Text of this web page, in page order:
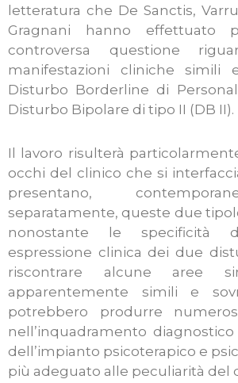
letteratura che De Sanctis,
Gragnani hanno effettuato
controversa questione
manifestazioni cliniche simili
Disturbo Borderline di
Disturbo Bipolare di tipo II (DB II).
Il lavoro risulterà
occhi del clinico che si
presentano,
separatamente, queste due
nonostante le specificità
espressione clinica dei due
riscontrare alcune aree
apparentemente simili e
potrebbero produrre
nell’inquadramento
dell’impianto psicoterapico e
più adeguato alle peculiarità del